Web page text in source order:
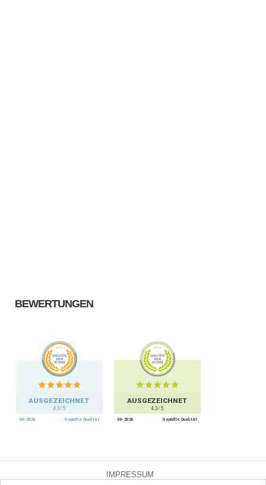
BEWERTUNGEN
IMPRESSUM